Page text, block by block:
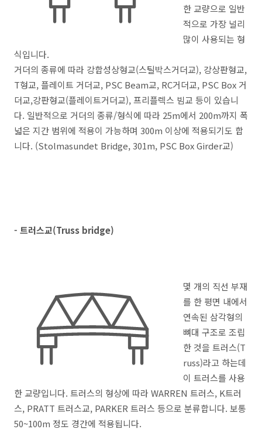
한 교량으로 일반
적으로 가장 널리
많이 사용되는 형
식입니다.
거더의 종류에 따라 강합성상형교(스틸박스거더교), 강상판형교,
T형교, 플레이트 거더교, PSC Beam교, RC거더교, PSC Box 거
더교,강판형교(플레이트거더교), 프리플렉스 빔교 등이 있습니
다. 일반적으로 거더의 종류/형식에 따라 25m에서 200m까지 폭
넓은 지간 범위에 적용이 가능하며 300m 이상에 적용되기도 합
니다. (Stolmasundet Bridge, 301m, PSC Box Girder교)
- 트러스교(Truss bridge)
몇 개의 직선 부재
를 한 평면 내에서
연속된 삼각형의
뼈대 구조로 조립
한 것을 트러스(T
russ)라고 하는데
이 트러스를 사용
한 교량입니다. 트러스의 형상에 따라 WARREN 트러스, K트러
스, PRATT 트러스교, PARKER 트러스 등으로 분류합니다. 보통
50~100m 정도 경간에 적용됩니다.